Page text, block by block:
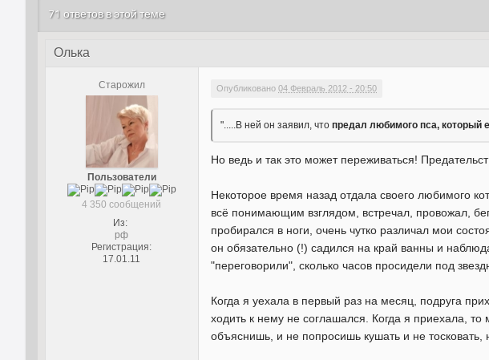
71 ответов в этой теме
Олька
Старожил
Пользователи
4 350 сообщений
Из:
рф
Регистрация:
17.01.11
Опубликовано04 Февраль 2012 - 20:50
".....В ней он заявил, чтопредал любимого пса, который
Но ведь и так это может переживаться!
Некоторое время назад отдала своего любимого
всё понимающим взглядом, встречал, провожал,
пробирался в ноги, очень чутко различал мои
он обязательно (!) садился на край ванны и
"переговорили", сколько часов просидели под
Когда я уехала в первый раз на месяц, подруга
ходить к нему не соглашался. Когда я приехала,
объяснишь, и не попросишь кушать и не тосковать,